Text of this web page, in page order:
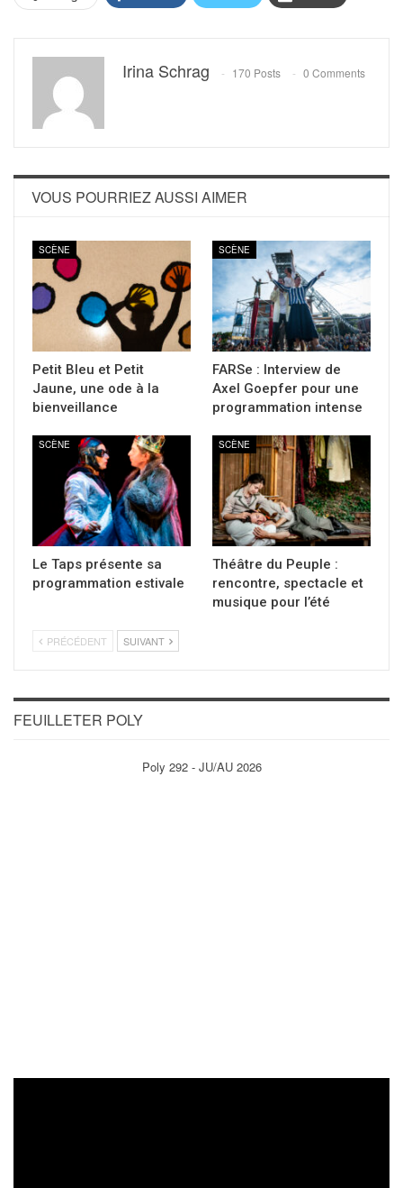
Irina Schrag 170 Posts 0 Comments
VOUS POURRIEZ AUSSI AIMER
SCÈNE
Petit Bleu et Petit
Jaune, une ode à la
bienveillance
SCÈNE
FARSe : Interview de
Axel Goepfer pour une
programmation intense
SCÈNE
Le Taps présente sa
programmation estivale
SCÈNE
Théâtre du Peuple :
rencontre, spectacle et
musique pour l’été
PRÉCÉDENT SUIVANT
FEUILLETER POLY
Poly 292 - JU/AU 2026